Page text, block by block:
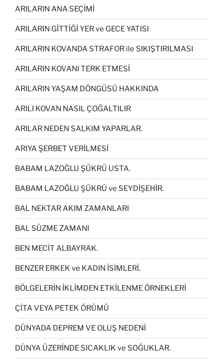
ARILARIN ANA SEÇİMİ
ARILARIN GİTTİĞİ YER ve GECE YATISI
ARILARIN KOVANDA STRAFOR ile SIKIŞTIRILMASI
ARILARIN KOVANI TERK ETMESİ
ARILARIN YAŞAM DÖNGÜSÜ HAKKINDA
ARILI KOVAN NASIL ÇOĞALTILIR
ARILAR NEDEN SALKIM YAPARLAR.
ARIYA ŞERBET VERİLMESİ
BABAM LAZOĞLU ŞÜKRÜ USTA.
BABAM LAZOĞLU ŞÜKRÜ ve SEYDİŞEHİR.
BAL NEKTAR AKIM ZAMANLARI
BAL SÜZME ZAMANI
BEN MECİT ALBAYRAK.
BENZER ERKEK ve KADIN İSİMLERİ.
BÖLGELERİN İKLİMDEN ETKİLENME ÖRNEKLERİ
ÇİTA VEYA PETEK ÖRÜMÜ
DÜNYADA DEPREM VE OLUŞ NEDENİ
DÜNYA ÜZERİNDE SICAKLIK ve SOĞUKLAR.